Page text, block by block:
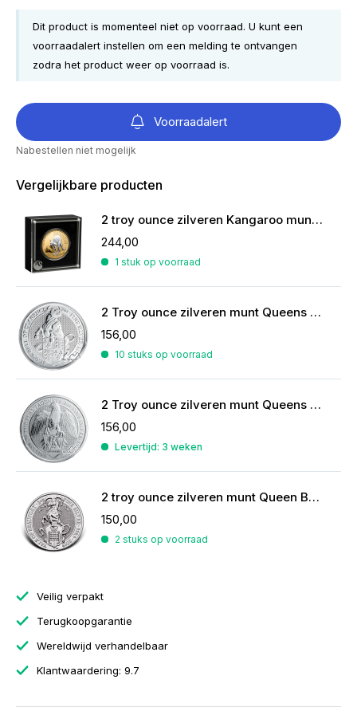
Dit product is momenteel niet op voorraad. U kunt een
voorraadalert instellen om een melding te ontvangen
zodra het product weer op voorraad is.
Voorraadalert
Nabestellen niet mogelijk
Vergelijkbare producten
2 troy ounce zilveren Kangaroo munt reverse gilded
244,00
1 stuk op voorraad
2 Troy ounce zilveren munt Queens Beasts Black Bull 2018
156,00
10 stuks op voorraad
2 Troy ounce zilveren munt Queens Beasts Falcon of the Plantagenets 2019
156,00
Levertijd: 3 weken
2 troy ounce zilveren munt Queen Beasts Yale of Beaufort 2019
150,00
2 stuks op voorraad
Veilig verpakt
Terugkoopgarantie
Wereldwijd verhandelbaar
Klantwaardering: 9.7